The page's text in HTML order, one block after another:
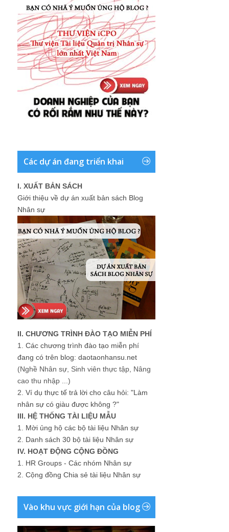
Các dự án đang triển khai
I. XUẤT BẢN SÁCH
Giới thiệu về dự án xuất bản sách Blog
Nhân sự
II. CHƯƠNG TRÌNH ĐÀO TẠO MIỄN PHÍ
1. Các chương trình đào tạo miễn phí
đang có trên blog: daotaonhansu.net
(Nghề Nhân sự, Sinh viên thực tập, Nâng
cao thu nhập ...)
2. Ví dụ thực tế trả lời cho câu hỏi: "Làm
nhân sự có giàu được không ?"
III. HỆ THỐNG TÀI LIỆU MẪU
1. Mời ủng hộ các bộ tài liệu Nhân sự
2. Danh sách 30 bộ tài liệu Nhân sự
IV. HOẠT ĐỘNG CỘNG ĐỒNG
1. HR Groups - Các nhóm Nhân sự
2. Cộng đồng Chia sẻ tài liệu Nhân sự
Vào khu vực giới hạn của blog